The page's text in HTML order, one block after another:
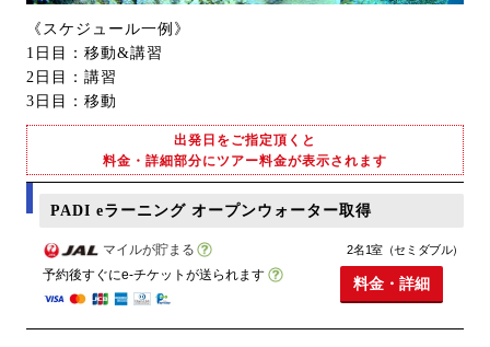
《スケジュール一例》
1日目：移動&講習
2日目：講習
3日目：移動
出発日をご指定頂くと
料金・詳細部分にツアー料金が表示されます
PADI eラーニング オープンウォーター取得
マイルが貯まる
予約後すぐにe-チケットが送られます
2名1室（セミダブル）
料金・詳細